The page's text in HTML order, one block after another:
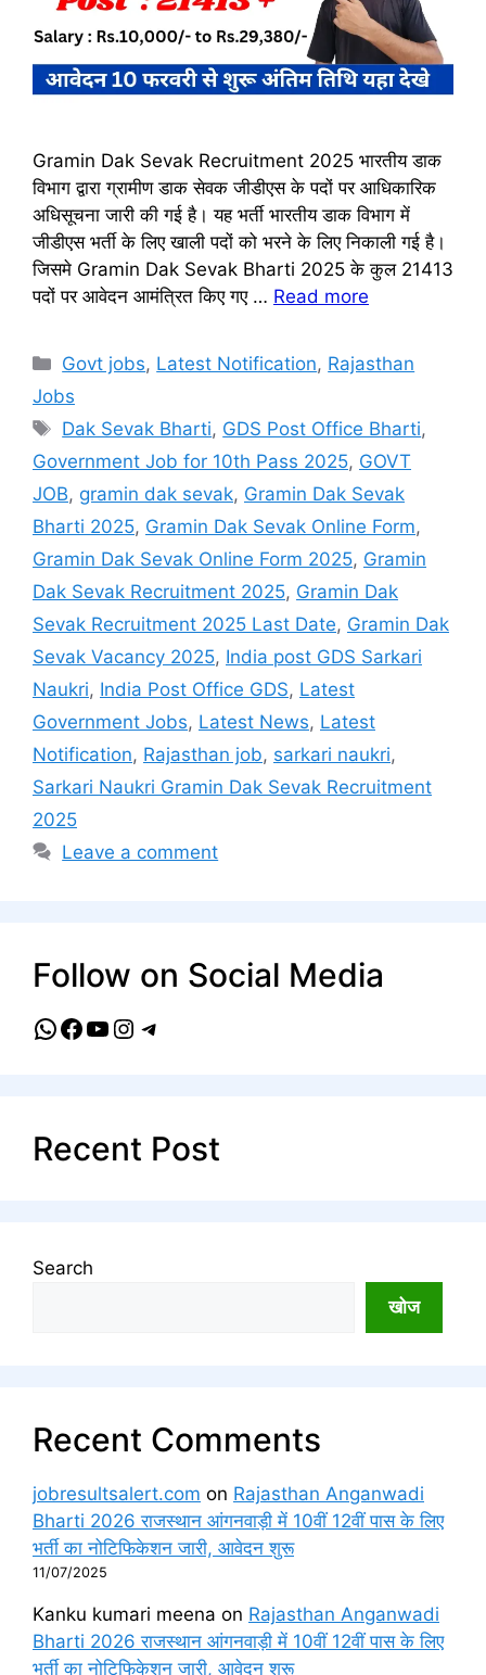
Gramin Dak Sevak Recruitment 2025 भारतीय डाक
विभाग द्वारा ग्रामीण डाक सेवक जीडीएस के पदों पर आधिकारिक
अधिसूचना जारी की गई है। यह भर्ती भारतीय डाक विभाग में
जीडीएस भर्ती के लिए खाली पदों को भरने के लिए निकाली गई है।
जिसमे Gramin Dak Sevak Bharti 2025 के कुल 21413
पदों पर आवेदन आमंत्रित किए गए … Read more
Categories
Govt jobs, Latest Notification, Rajasthan
Jobs
Tags
Dak Sevak Bharti, GDS Post Office Bharti,
Government Job for 10th Pass 2025, GOVT
JOB, gramin dak sevak, Gramin Dak Sevak
Bharti 2025, Gramin Dak Sevak Online Form,
Gramin Dak Sevak Online Form 2025, Gramin
Dak Sevak Recruitment 2025, Gramin Dak
Sevak Recruitment 2025 Last Date, Gramin Dak
Sevak Vacancy 2025, India post GDS Sarkari
Naukri, India Post Office GDS, Latest
Government Jobs, Latest News, Latest
Notification, Rajasthan job, sarkari naukri,
Sarkari Naukri Gramin Dak Sevak Recruitment
2025
Leave a comment
Follow on Social Media
WhatsApp
Facebook
YouTube
Instagram
Telegram
Recent Post
Search
खोज
Recent Comments
jobresultsalert.com on Rajasthan Anganwadi
Bharti 2026 राजस्थान आंगनवाड़ी में 10वीं 12वीं पास के लिए
भर्ती का नोटिफिकेशन जारी, आवेदन शुरू
11/07/2025
Kanku kumari meena on Rajasthan Anganwadi
Bharti 2026 राजस्थान आंगनवाड़ी में 10वीं 12वीं पास के लिए
भर्ती का नोटिफिकेशन जारी, आवेदन शुरू